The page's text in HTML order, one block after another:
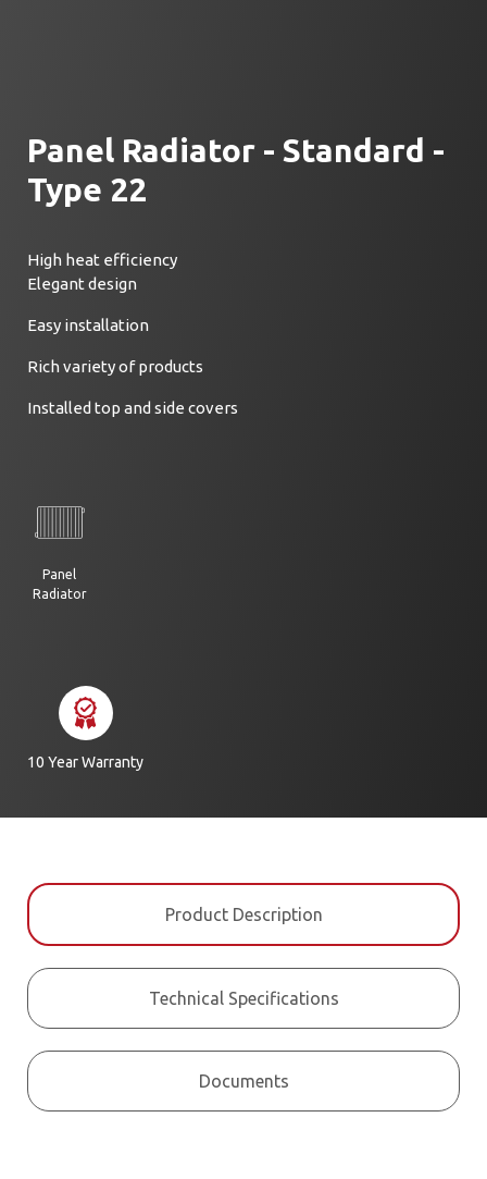
Panel Radiator - Standard -
Type 22
High heat efficiency
Elegant design
Easy installation
Rich variety of products
Installed top and side covers
Panel
Radiator
10 Year Warranty
Product Description
Technical Specifications
Documents